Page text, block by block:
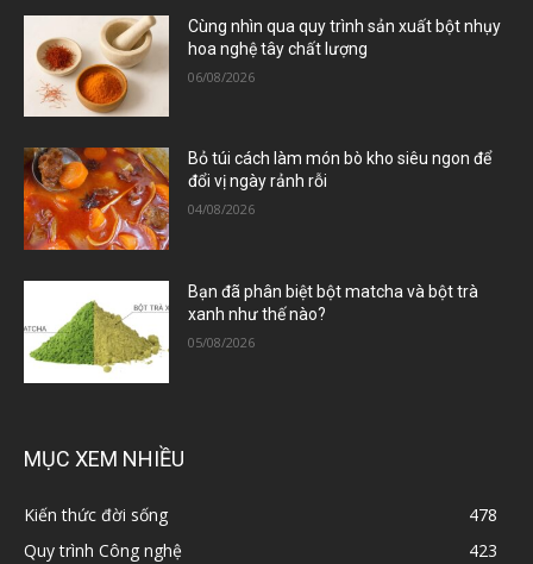
Cùng nhìn qua quy trình sản xuất bột nhụy
hoa nghệ tây chất lượng
06/08/2026
Bỏ túi cách làm món bò kho siêu ngon để
đổi vị ngày rảnh rỗi
04/08/2026
Bạn đã phân biệt bột matcha và bột trà
xanh như thế nào?
05/08/2026
MỤC XEM NHIỀU
Kiến thức đời sống
478
Quy trình Công nghệ
423